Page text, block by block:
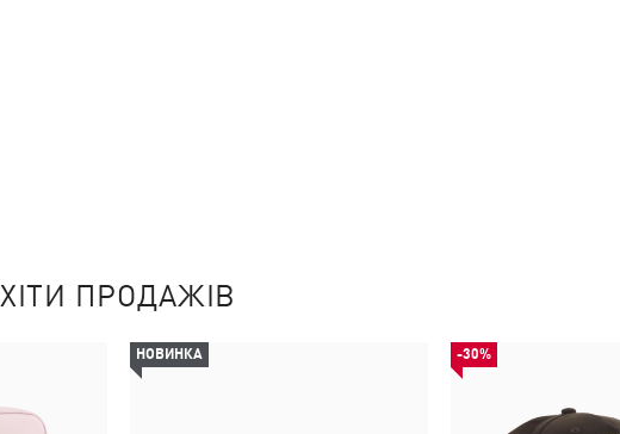
ХІТИ ПРОДАЖІВ
НОВИНКА -30%